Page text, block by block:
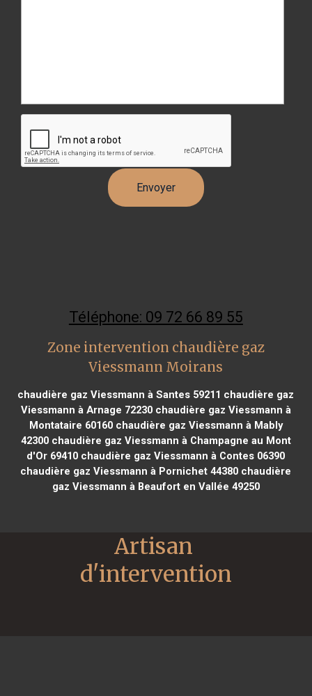
Téléphone: 09 72 66 89 55
Zone intervention chaudière gaz
Viessmann Moirans
chaudière gaz Viessmann à Santes 59211 chaudière gaz
Viessmann à Arnage 72230chaudière gaz Viessmann à
Montataire 60160chaudière gaz Viessmann à Mably
42300chaudière gaz Viessmann à Champagne au Mont
d'Or 69410 chaudière gaz Viessmann à Contes 06390
chaudière gaz Viessmann à Pornichet 44380 chaudière
gaz Viessmann à Beaufort en Vallée 49250
Artisan
d'intervention